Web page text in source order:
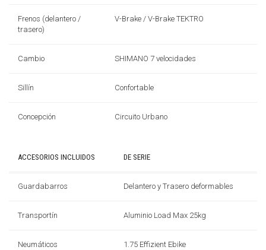
Frenos (delantero /
trasero)
V-Brake / V-Brake TEKTRO
Cambio SHIMANO 7 velocidades
Sillín Confortable
Concepción Circuito Urbano
ACCESORIOS INCLUIDOS DE SERIE
Guardabarros Delantero y Trasero deformables
Transportín Aluminio Load Max 25kg
Neumáticos 1.75 Effizient Ebike